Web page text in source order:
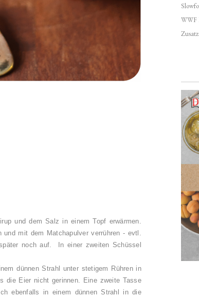
und dem Salz in einem Topf erwärmen.
mit dem Matchapulver verrühren - evtl.
noch auf. In einer zweiten Schüssel
dünnen Strahl unter stetigem Rühren in
die Eier nicht gerinnen. Eine zweite Tasse
ebenfalls in einem dünnen Strahl in die
WWF